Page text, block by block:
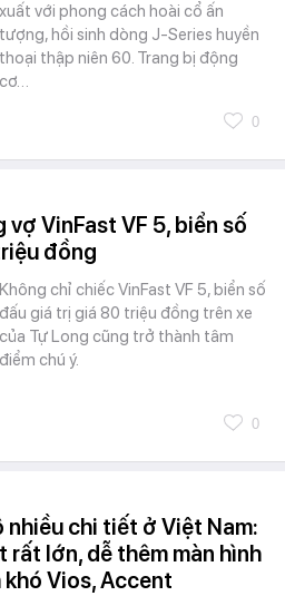
xuất với phong cách hoài cổ ấn
tượng, hồi sinh dòng J-Series huyền
thoại thập niên 60. Trang bị động
cơ…
0
vợ VinFast VF 5, biển số
đồng
Không chỉ chiếc VinFast VF 5, biển số
đấu giá trị giá 80 triệu đồng trên xe
của Tự Long cũng trở thành tâm
điểm chú ý.
0
chi tiết ở Việt Nam:
lớn, dễ thêm màn hình
Vios, Accent